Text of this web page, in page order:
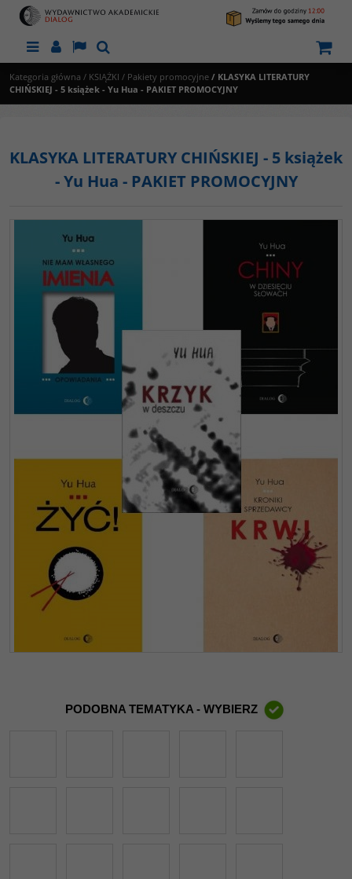
MenuPanelLangSzukaj
Kategoria główna / KSIĄŻKI / Pakiety promocyjne / KLASYKA LITERATURY
CHIŃSKIEJ - 5 książek - Yu Hua - PAKIET PROMOCYJNY
KLASYKA LITERATURY CHIŃSKIEJ - 5 książek
- Yu Hua - PAKIET PROMOCYJNY
PODOBNA TEMATYKA - WYBIERZ